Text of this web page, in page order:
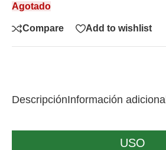
Agotado
Compare Add to wishlist
DescripciónInformación adicional
USO